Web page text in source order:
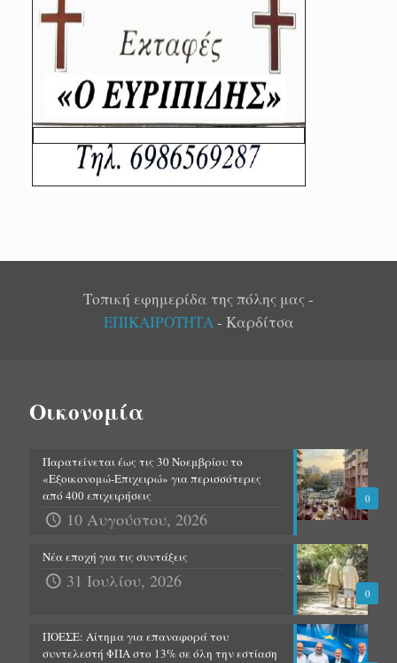
Τοπική εφημερίδα της πόλης μας -
ΕΠΙΚΑΙΡΟΤΗΤΑ- Καρδίτσα
Οικονομία
0
Παρατείνεται έως τις 30 Νοεμβρίου το
«Εξοικονομώ-Επιχειρώ» για περισσότερες
από 400 επιχειρήσεις
10 Αυγούστου, 2026
0
Νέα εποχή για τις συντάξεις
31 Ιουλίου, 2026
ΠΟΕΣΕ: Αίτημα για επαναφορά του
συντελεστή ΦΠΑ στο 13% σε όλη την εστίαση